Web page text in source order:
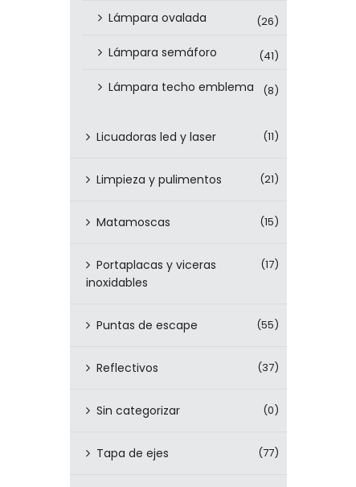
Lámpara ovalada (26)
Lámpara semáforo (41)
Lámpara techo emblema (8)
Licuadoras led y laser (11)
Limpieza y pulimentos (21)
Matamoscas (15)
Portaplacas y viceras
inoxidables
(17)
Puntas de escape (55)
Reflectivos (37)
Sin categorizar (0)
Tapa de ejes (77)